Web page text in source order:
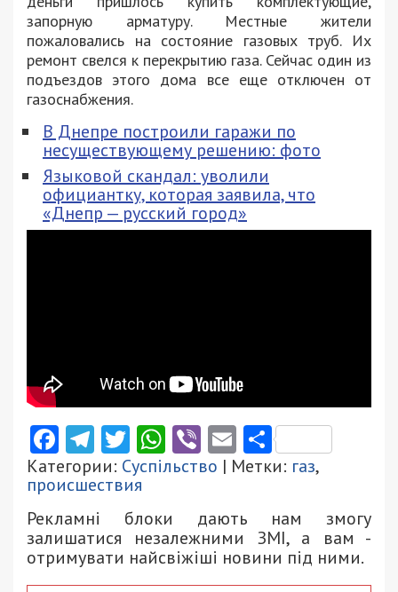
запорную арматуру. Местные жители
пожаловались на состояние газовых труб. Их
ремонт свелся к перекрытию газа. Сейчас один из
подъездов этого дома все еще отключен от
газоснабжения.
В Днепре построили гаражи по
несуществующему решению: фото
Языковой скандал: уволили
официантку, которая заявила, что
«Днепр — русский город»
Facebook
Telegram
Twitter
WhatsApp
ViberEmail
Категории: Суспільство | Метки: газ,
происшествия
Рекламні блоки дають нам змогу
залишатися незалежними ЗМІ, а вам -
отримувати найсвіжіші новини під ними.